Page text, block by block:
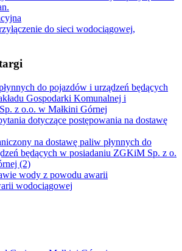
do sieci wodociągowej,
do pojazdów i urządzeń będących
Gospodarki Komunalnej i
z o.o. w Małkini Górnej
dotyczące postępowania na dostawę
na dostawę paliw płynnych do
będących w posiadaniu ZGKiM Sp. z o.
(2)
wody z powodu awarii
wodociągowej